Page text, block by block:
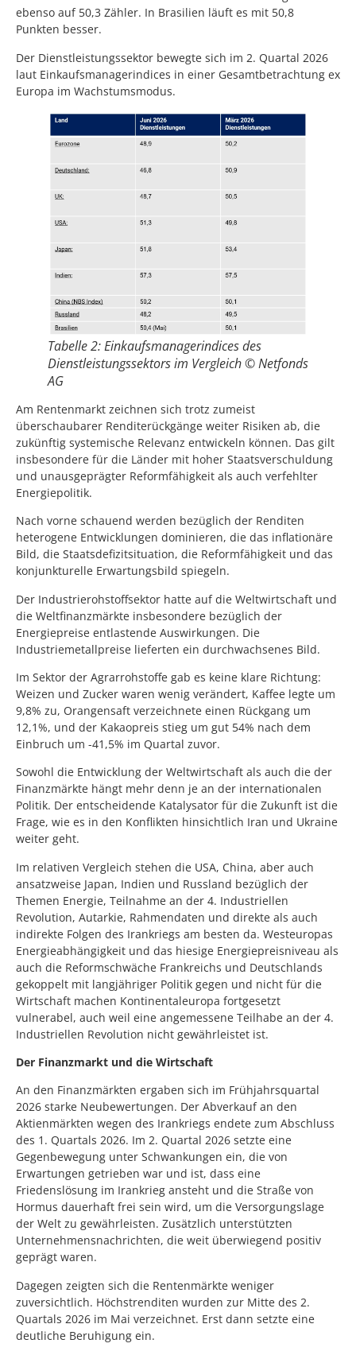
ebenso auf 50,3 Zähler. In Brasilien läuft es mit 50,8
Punkten besser.
Der Dienstleistungssektor bewegte sich im 2. Quartal 2026
laut Einkaufsmanagerindices in einer Gesamtbetrachtung ex
Europa im Wachstumsmodus.
Tabelle 2: Einkaufsmanagerindices des
Dienstleistungssektors im Vergleich © Netfonds
AG
Am Rentenmarkt zeichnen sich trotz zumeist
überschaubarer Renditerückgänge weiter Risiken ab, die
zukünftig systemische Relevanz entwickeln können. Das gilt
insbesondere für die Länder mit hoher Staatsverschuldung
und unausgeprägter Reformfähigkeit als auch verfehlter
Energiepolitik.
Nach vorne schauend werden bezüglich der Renditen
heterogene Entwicklungen dominieren, die das inflationäre
Bild, die Staatsdefizitsituation, die Reformfähigkeit und das
konjunkturelle Erwartungsbild spiegeln.
Der Industrierohstoffsektor hatte auf die Weltwirtschaft und
die Weltfinanzmärkte insbesondere bezüglich der
Energiepreise entlastende Auswirkungen. Die
Industriemetallpreise lieferten ein durchwachsenes Bild.
Im Sektor der Agrarrohstoffe gab es keine klare Richtung:
Weizen und Zucker waren wenig verändert, Kaffee legte um
9,8% zu, Orangensaft verzeichnete einen Rückgang um
12,1%, und der Kakaopreis stieg um gut 54% nach dem
Einbruch um -41,5% im Quartal zuvor.
Sowohl die Entwicklung der Weltwirtschaft als auch die der
Finanzmärkte hängt mehr denn je an der internationalen
Politik. Der entscheidende Katalysator für die Zukunft ist die
Frage, wie es in den Konflikten hinsichtlich Iran und Ukraine
weiter geht.
Im relativen Vergleich stehen die USA, China, aber auch
ansatzweise Japan, Indien und Russland bezüglich der
Themen Energie, Teilnahme an der 4. Industriellen
Revolution, Autarkie, Rahmendaten und direkte als auch
indirekte Folgen des Irankriegs am besten da. Westeuropas
Energieabhängigkeit und das hiesige Energiepreisniveau als
auch die Reformschwäche Frankreichs und Deutschlands
gekoppelt mit langjähriger Politik gegen und nicht für die
Wirtschaft machen Kontinentaleuropa fortgesetzt
vulnerabel, auch weil eine angemessene Teilhabe an der 4.
Industriellen Revolution nicht gewährleistet ist.
Der Finanzmarkt und die Wirtschaft
An den Finanzmärkten ergaben sich im Frühjahrsquartal
2026 starke Neubewertungen. Der Abverkauf an den
Aktienmärkten wegen des Irankriegs endete zum Abschluss
des 1. Quartals 2026. Im 2. Quartal 2026 setzte eine
Gegenbewegung unter Schwankungen ein, die von
Erwartungen getrieben war und ist, dass eine
Friedenslösung im Irankrieg ansteht und die Straße von
Hormus dauerhaft frei sein wird, um die Versorgungslage
der Welt zu gewährleisten. Zusätzlich unterstützten
Unternehmensnachrichten, die weit überwiegend positiv
geprägt waren.
Dagegen zeigten sich die Rentenmärkte weniger
zuversichtlich. Höchstrenditen wurden zur Mitte des 2.
Quartals 2026 im Mai verzeichnet. Erst dann setzte eine
deutliche Beruhigung ein.